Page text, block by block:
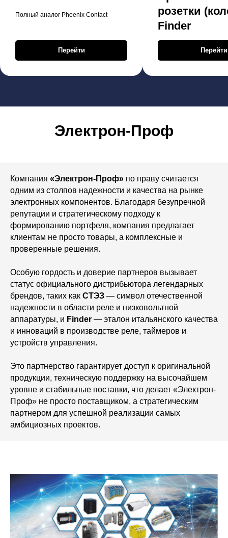
Полный аналог Phoenix Contact
Перейти
розетки
Finder
Перейти
Электрон-Проф
Компания «Электрон-Проф» по праву считается
одним из столпов надежности и качества на рынке
электронных компонентов. Благодаря безупречной
репутации и стратегическому подходу к
формированию портфеля, компания предлагает
клиентам не просто товары, а комплексные и
проверенные решения.
Особую гордость и доверие партнеров вызывает
статус официального дистрибьютора легендарных
брендов, таких как СТЭЗ — символ отечественной
надежности в области реле и низковольтной
аппаратуры, и Finder — эталон итальянского качества
и инноваций в производстве реле, таймеров и
устройств управления.
Это партнерство гарантирует доступ к оригинальной
продукции, техническую поддержку на высочайшем
уровне и стабильные поставки, что делает «Электрон-
Проф» не просто поставщиком, а стратегическим
партнером для успешной реализации самых
амбициозных проектов.